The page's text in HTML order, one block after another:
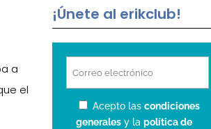
a
el
¡Únete al erikclub!
Acepto las condiciones
generalesy la política de